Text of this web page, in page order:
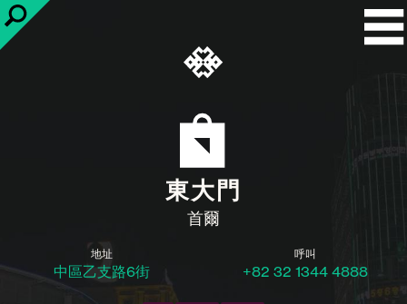
東大門
首爾
地址
中區乙支路6街
呼叫
+82 32 1344 4888